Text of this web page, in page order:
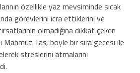
özellikle yaz mevsiminde sıcak
görevlerini icra ettiklerini ve
olmadığına dikkat çeken
Taş, böyle bir sıra gecesi ile
streslerini atmalarını